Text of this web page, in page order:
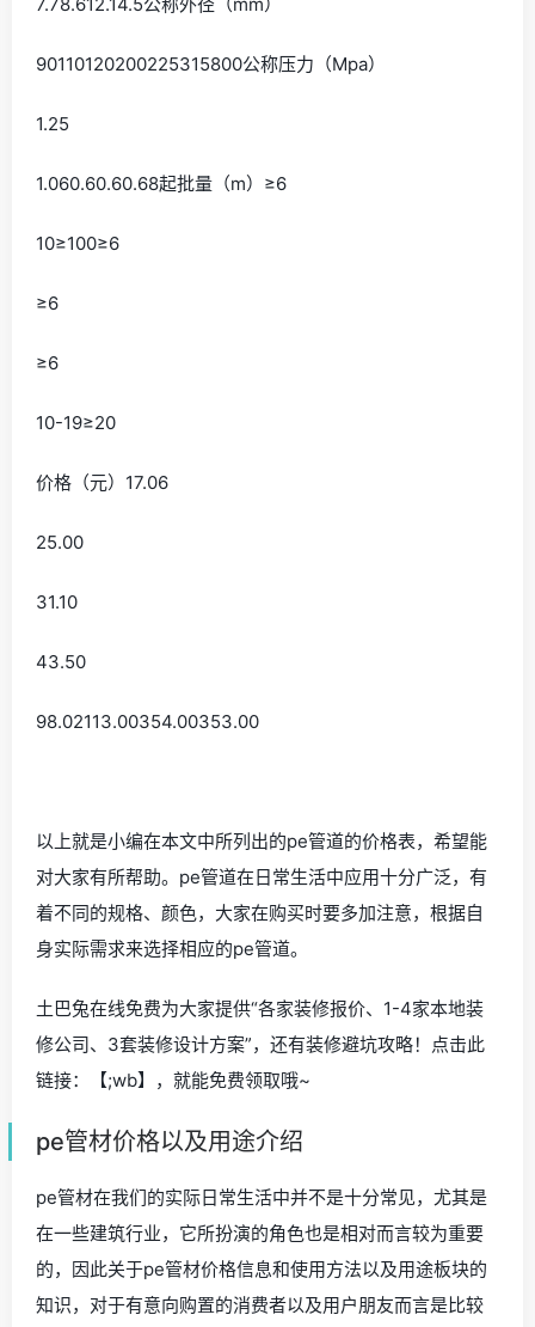
90110120200225315800公称压力（Mpa）
1.25
1.060.60.60.68起批量（m）≥6
10≥100≥6
≥6
≥6
10-19≥20
价格（元）17.06
25.00
31.10
43.50
98.02113.00354.00353.00
以上就是小编在本文中所列出的pe管道的价格表，希望能
对大家有所帮助。pe管道在日常生活中应用十分广泛，有
着不同的规格、颜色，大家在购买时要多加注意，根据自
身实际需求来选择相应的pe管道。
土巴兔在线免费为大家提供“各家装修报价、1-4家本地装
修公司、3套装修设计方案”，还有装修避坑攻略！点击此
链接：【;wb】，就能免费领取哦~
pe管材价格以及用途介绍
pe管材在我们的实际日常生活中并不是十分常见，尤其是
在一些建筑行业，它所扮演的角色也是相对而言较为重要
的，因此关于pe管材价格信息和使用方法以及用途板块的
知识，对于有意向购置的消费者以及用户朋友而言是比较